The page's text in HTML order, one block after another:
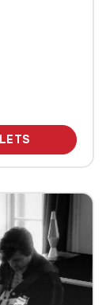
HAYDN ET LE
DES